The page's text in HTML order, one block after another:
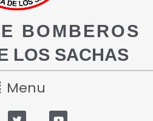
BOMBEROS
LOS SACHAS
Menu